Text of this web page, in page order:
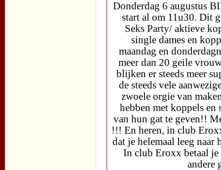
Donderdag 6 augustus
start al om 11u30. Dit
Seks Party/ aktieve
single dames en
maandag en
meer dan 20 geile
blijken er steeds meer
de steeds vele
zwoele orgie van
hebben met koppels en
van hun gat te geven!!
!!! En heren, in club
dat je helemaal leeg
In club Eroxx betaal je